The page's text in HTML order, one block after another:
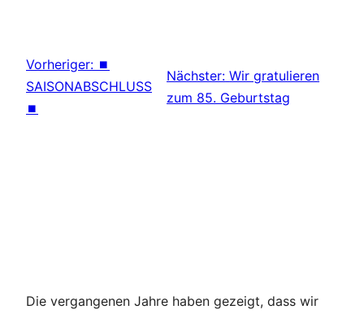
Vorheriger: ⏹
SAISONABSCHLUSS
⏹
Nächster: Wir gratulieren
zum 85. Geburtstag
Die vergangenen Jahre haben gezeigt, dass wir